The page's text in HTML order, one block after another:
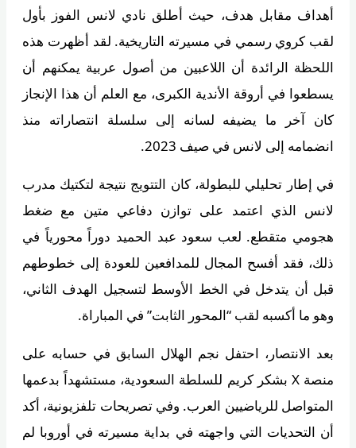
أهداف مقابل هدف، حيث أطلق نادي لانس الفوز بأول
لقب كروي رسمي في مسيرته التاريخية. لقد أظهرت هذه
اللحظة الرائدة أن اللاعبين من أصول عربية يمكنهم أن
يسطعوا في أروقة الأندية الكبرى، مع العلم أن هذا الإنجاز
كان آخر ما يضيفه لسانه إلى سلسلة انتصاراته منذ
انضمامه إلى لانس في صيف 2023.
في إطار تحليلي للبطولة، كان التتويج نتيجة لتكتيك مدرب
لانس الذي اعتمد على توازن دفاعي متين مع ضغط
هجومي متقطع. لعب سعود عبد الحميد دوراً محورياً في
ذلك، فقد أفسح المجال للمدافعين للعودة إلى خطوطهم
قبل أن يتدخل في الخط الأوسط لتسجيل الهدف الثاني،
وهو ما أكسبه لقب “المحور الثابت” في المباراة.
بعد الانتصار، احتفل نجم الهلال السابق في حسابه على
منصة X بشكر كريم للسلطة السعودية، مستشهداً بدعمها
المتواصل للرياضيين العرب. وفي تصريحات تلفزيونية، أكد
أن التحديات التي واجهته في بداية مسيرته في أوروبا لم